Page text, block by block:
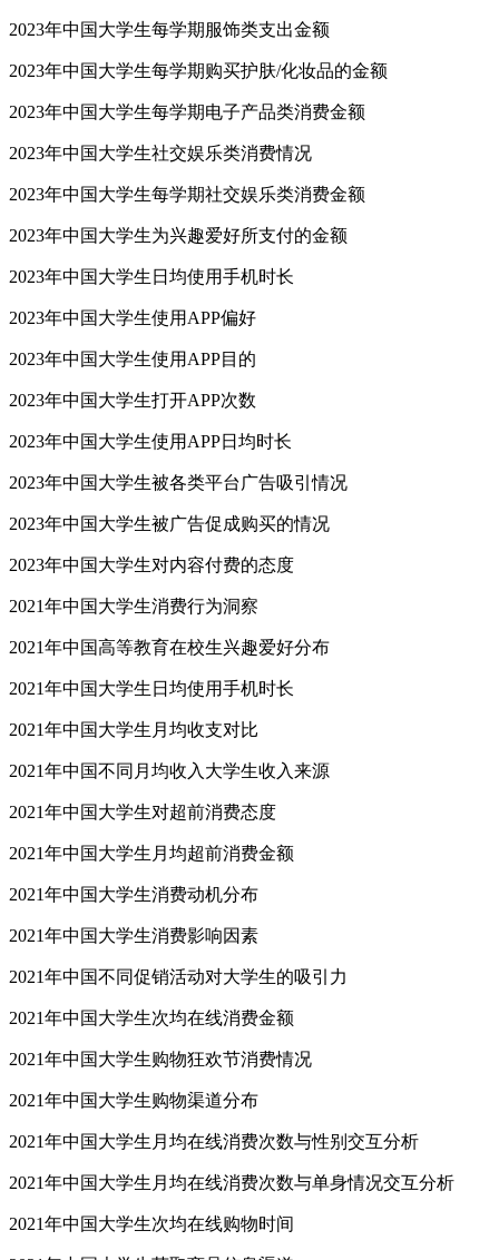
2023年中国大学生每学期服饰类支出金额
2023年中国大学生每学期购买护肤/化妆品的金额
2023年中国大学生每学期电子产品类消费金额
2023年中国大学生社交娱乐类消费情况
2023年中国大学生每学期社交娱乐类消费金额
2023年中国大学生为兴趣爱好所支付的金额
2023年中国大学生日均使用手机时长
2023年中国大学生使用APP偏好
2023年中国大学生使用APP目的
2023年中国大学生打开APP次数
2023年中国大学生使用APP日均时长
2023年中国大学生被各类平台广告吸引情况
2023年中国大学生被广告促成购买的情况
2023年中国大学生对内容付费的态度
2021年中国大学生消费行为洞察
2021年中国高等教育在校生兴趣爱好分布
2021年中国大学生日均使用手机时长
2021年中国大学生月均收支对比
2021年中国不同月均收入大学生收入来源
2021年中国大学生对超前消费态度
2021年中国大学生月均超前消费金额
2021年中国大学生消费动机分布
2021年中国大学生消费影响因素
2021年中国不同促销活动对大学生的吸引力
2021年中国大学生次均在线消费金额
2021年中国大学生购物狂欢节消费情况
2021年中国大学生购物渠道分布
2021年中国大学生月均在线消费次数与性别交互分析
2021年中国大学生月均在线消费次数与单身情况交互分析
2021年中国大学生次均在线购物时间